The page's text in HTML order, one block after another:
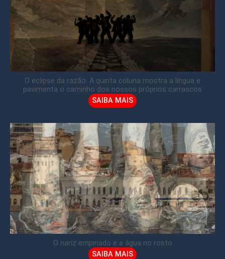
O eclipse da razão: A quinta coluna mostra a língua e
pavimenta o caminho dos nossos próprios carrascos
SAIBA MAIS
O nariz empinado e a água no rosto
SAIBA MAIS